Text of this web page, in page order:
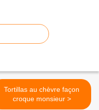
Tortillas au chèvre façon
croque monsieur >